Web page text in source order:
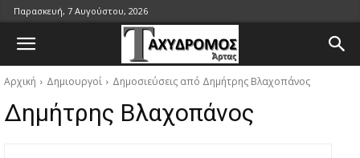
Παρασκευή, 7 Αυγούστου, 2026
Αρχική Δημιουργοί Δημοσιεύσεις από Δημήτρης Βλαχοπάνος
Δημήτρης Βλαχοπάνος